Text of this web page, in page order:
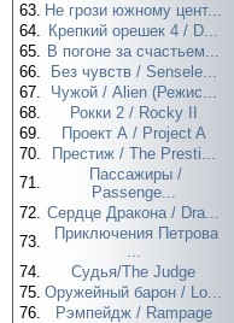
63. Не грози южному цент...
64. Крепкий орешек 4 / D...
65. В погоне за счастьем...
66.
Без чувств / Sensele...
67.
Чужой / Alien (Режис...
68.
Рокки 2 / Rocky II
69.
Проект А / Project A
70.
Престиж / The Presti...
71.
Пассажиры /
Passenge...
72. Сердце Дракона / Dra...
73.
Приключения Петрова
...
74.
Судья/The Judge
75. Оружейный барон / Lo...
76.
Рэмпейдж / Rampage